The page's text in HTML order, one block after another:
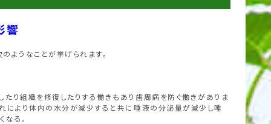
響
うなことが挙げられます。
り組織を修復したりする働きもあり歯周病を防ぐ働きがありま
により体内の水分が減少すると共に唾液の分泌量が減少し唾
る。